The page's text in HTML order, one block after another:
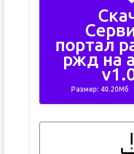
портал
ржд на
Размер: 40.20Мб